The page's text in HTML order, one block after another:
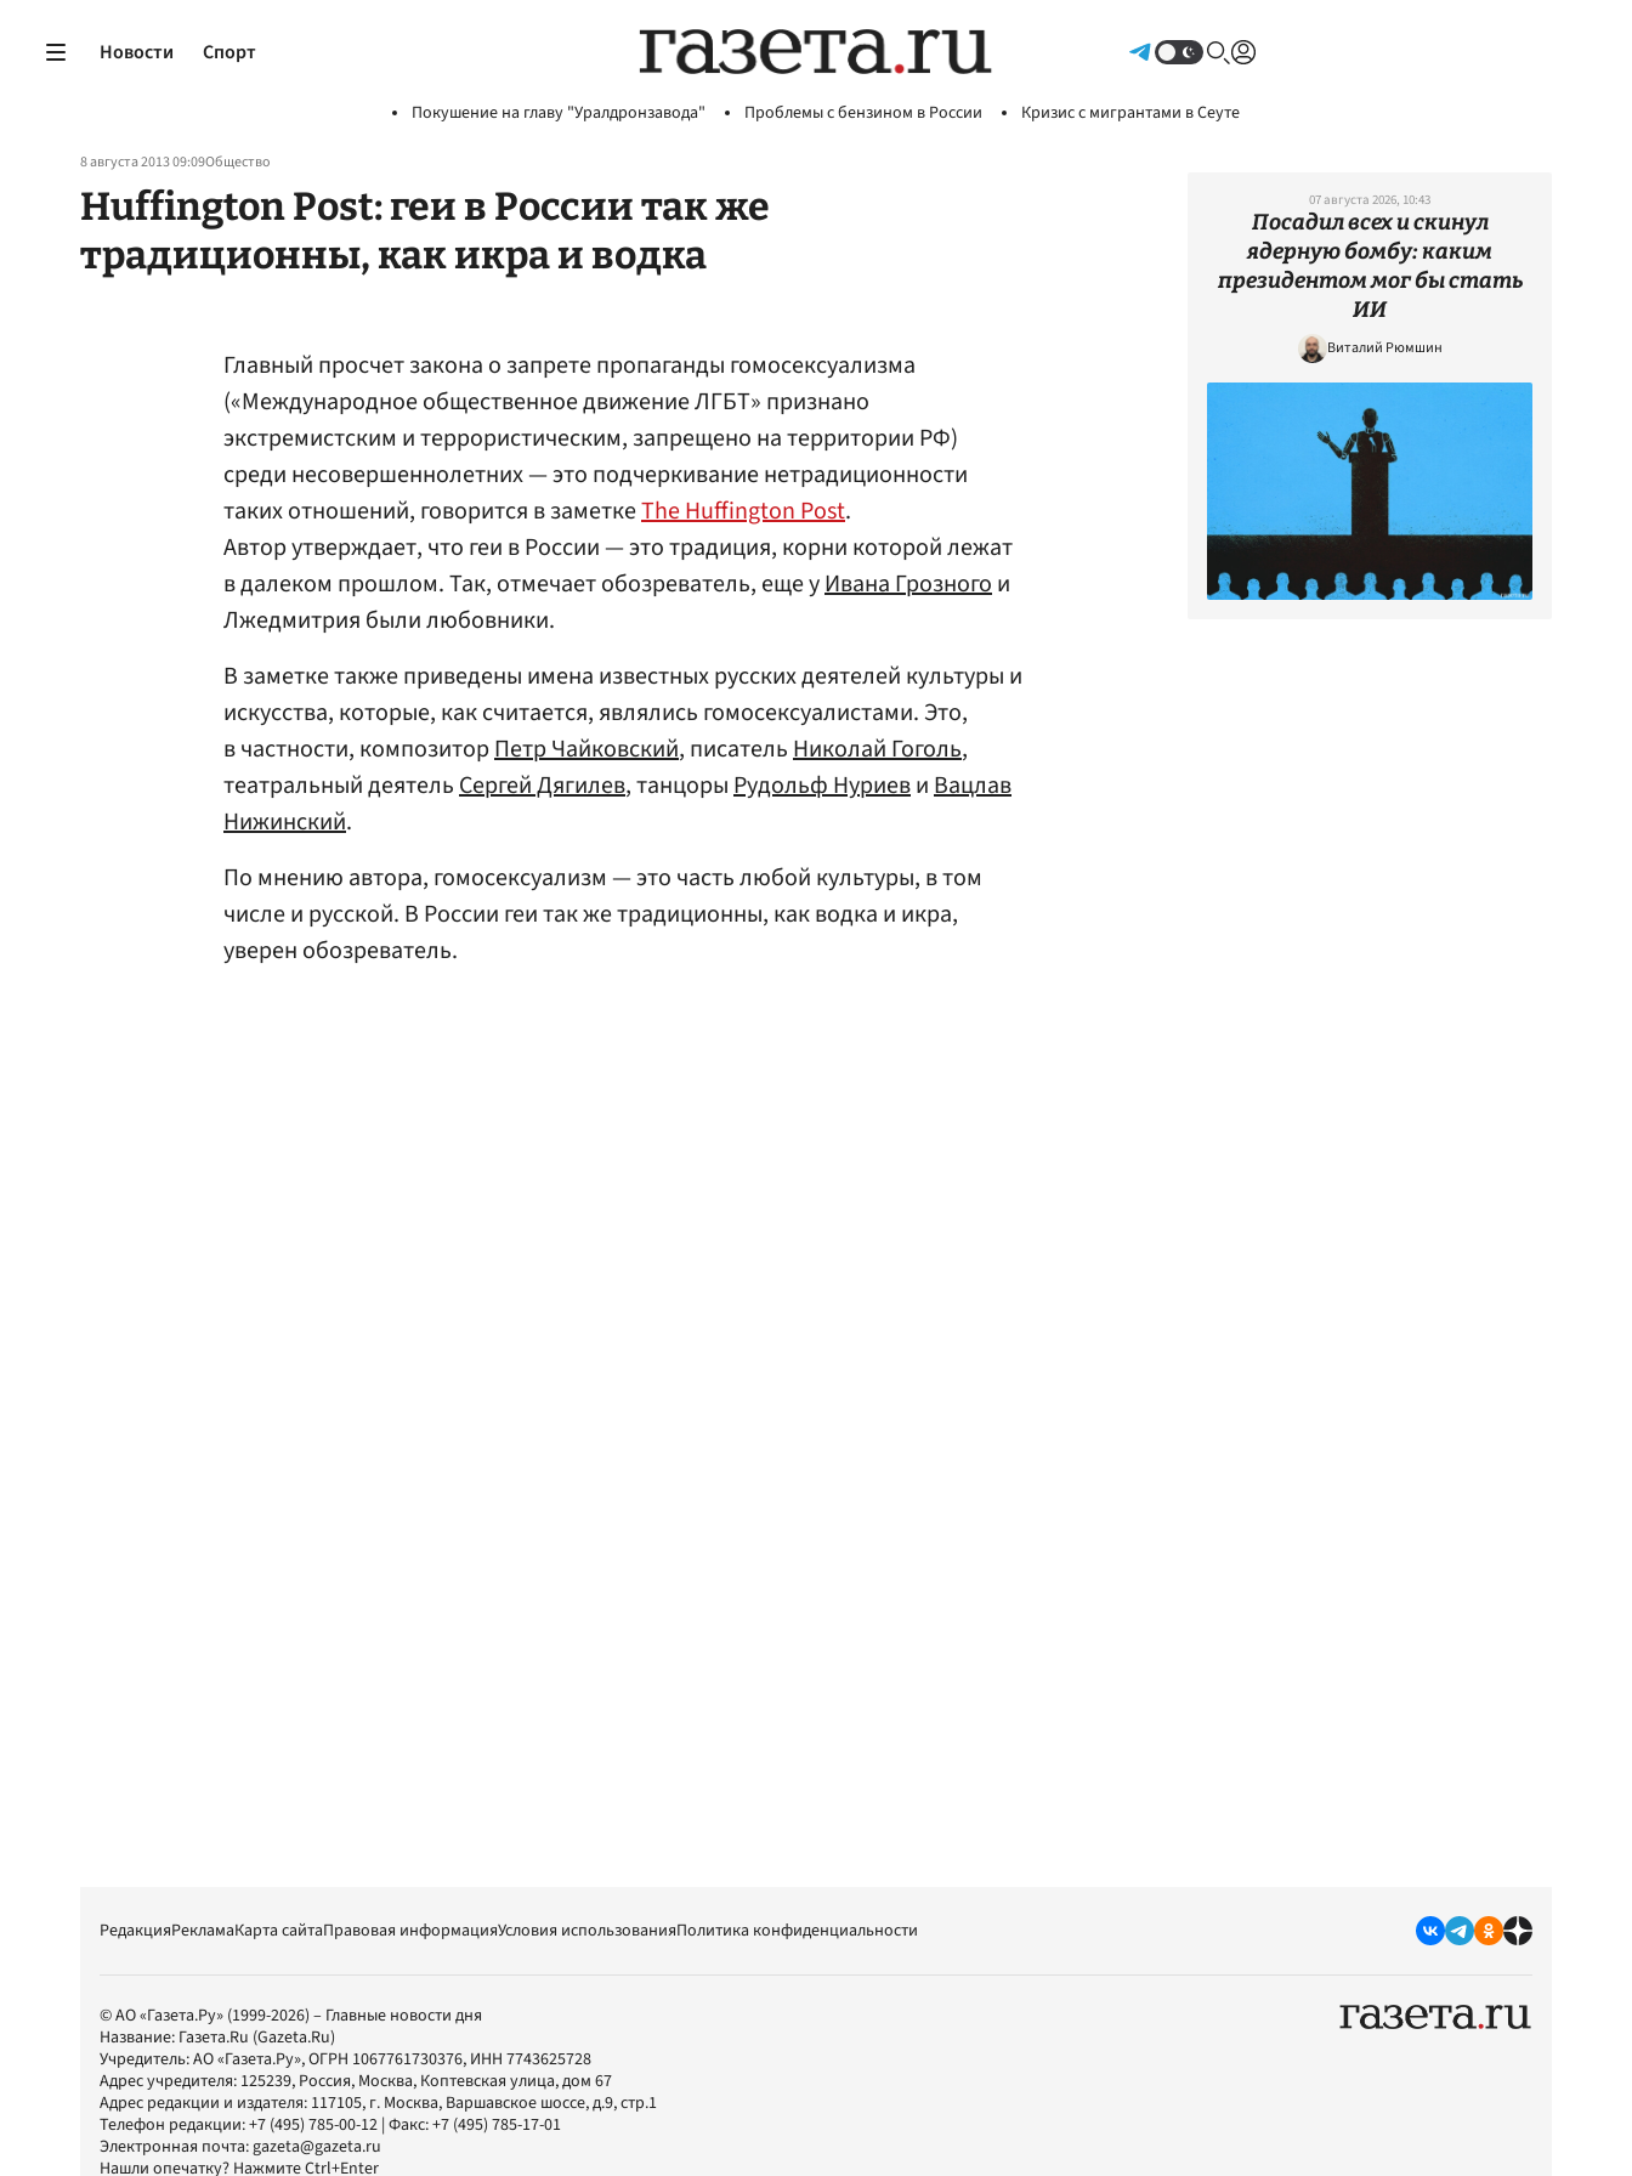
Новости Спорт
Покушение на главу "Уралдронзавода" Проблемы с бензином в России Кризис с мигрантами в Сеуте
8 августа 2013 09:09Общество
Huffington Post: геи в России так же
традиционны, как икра и водка
Главный просчет закона о запрете пропаганды гомосексуализма
(«Международное общественное движение ЛГБТ» признано
экстремистским и террористическим, запрещено на территории РФ)
среди несовершеннолетних — это подчеркивание нетрадиционности
таких отношений, говорится в заметкеThe Huffington Post.
Автор утверждает, что геи в России — это традиция, корни которой лежат
в далеком прошлом. Так, отмечает обозреватель, еще уИвана Грозногои
Лжедмитрия были любовники.
В заметке также приведены имена известных русских деятелей культуры и
искусства, которые, как считается, являлись гомосексуалистами. Это,
в частности, композиторПетр Чайковский, писательНиколай Гоголь,
театральный деятельСергей Дягилев, танцорыРудольф НуриевиВацлав
Нижинский.
По мнению автора, гомосексуализм — это часть любой культуры, в том
числе и русской. В России геи так же традиционны, как водка и икра,
уверен обозреватель.
07 августа 2026, 10:43
Посадил всех и скинул
ядерную бомбу: каким
президентом мог бы стать
ИИ
Виталий Рюмшин
РедакцияРекламаКарта сайтаПравовая информацияУсловия использованияПолитика конфиденциальности
© АО «Газета.Ру» (1999-2026) – Главные новости дня
Название: Газета.Ru (Gazeta.Ru)
Учредитель:АО «Газета.Ру», ОГРН 1067761730376, ИНН 7743625728
Адрес учредителя: 125239, Россия, Москва, Коптевская улица, дом 67
Адрес редакции и издателя: 117105, г. Москва, Варшавское шоссе, д.9, стр.1
Телефон редакции:+7 (495) 785-00-12 | Факс:+7 (495) 785-17-01
Электронная почта:gazeta@gazeta.ru
Нашли опечатку? Нажмите Ctrl+Enter